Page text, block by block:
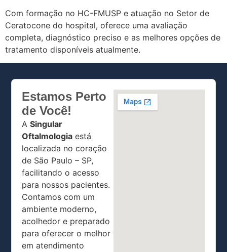
Com formação no HC-FMUSP e atuação no Setor de
Ceratocone do hospital, oferece uma avaliação
completa, diagnóstico preciso e as melhores opções de
tratamento disponíveis atualmente.
Estamos Perto
de Você!
ASingular
Oftalmologia está
localizada no coração
de São Paulo – SP,
facilitando o acesso
para nossos pacientes.
Contamos com um
ambiente moderno,
acolhedor e preparado
para oferecer o melhor
em atendimento